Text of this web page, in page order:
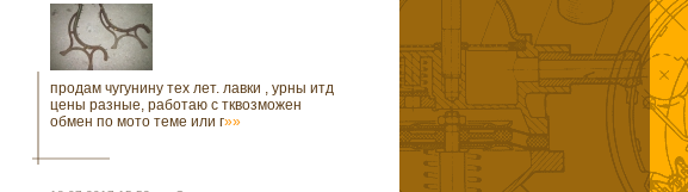
продам чугунину тех лет. лавки , урны итд
цены разные, работаю с тквозможен
обмен по мото теме или г»»